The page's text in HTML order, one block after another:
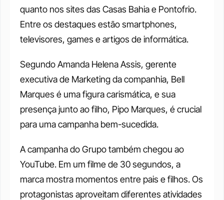
quanto nos sites das Casas Bahia e Pontofrio.
Entre os destaques estão smartphones,
televisores, games e artigos de informática.
Segundo Amanda Helena Assis, gerente
executiva de Marketing da companhia, Bell
Marques é uma figura carismática, e sua
presença junto ao filho, Pipo Marques, é crucial
para uma campanha bem-sucedida.
A campanha do Grupo também chegou ao
YouTube. Em um filme de 30 segundos, a
marca mostra momentos entre pais e filhos. Os
protagonistas aproveitam diferentes atividades